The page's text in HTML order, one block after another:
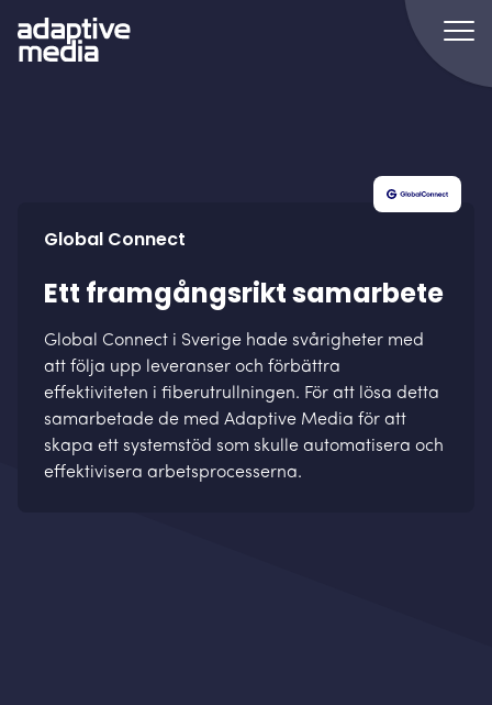
Global Connect
Ett framgångsrikt samarbete
Global Connect i Sverige hade svårigheter med
att följa upp leveranser och förbättra
effektiviteten i fiberutrullningen. För att lösa detta
samarbetade de med Adaptive Media för att
skapa ett systemstöd som skulle automatisera och
effektivisera arbetsprocesserna.